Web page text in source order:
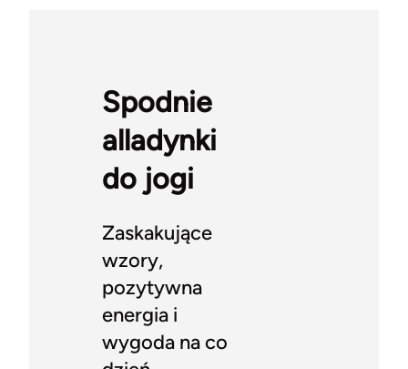
Spodnie
alladynki
do jogi
Zaskakujące
wzory,
pozytywna
energia i
wygoda na co